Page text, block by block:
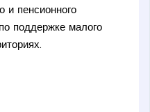
и пенсионного
поддержке малого